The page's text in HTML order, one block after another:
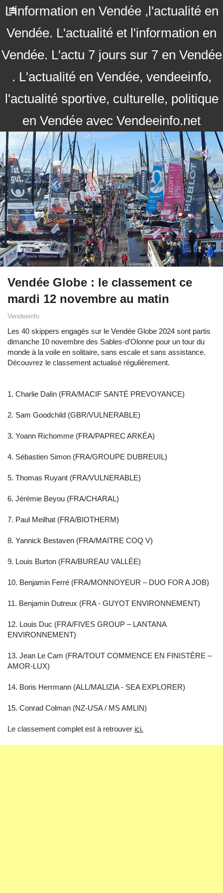
L'information en Vendée ,l'actualité en
Vendée. L'actualité et l'information en
Vendée. L'actu 7 jours sur 7 en Vendée
. L'actualité en Vendée, vendeeinfo,
l'actualité sportive, culturelle, politique
en Vendée avec Vendeeinfo.net
Vendée Globe : le classement ce
mardi 12 novembre au matin
Vendeeinfo
Les 40 skippers engagés sur le Vendée Globe 2024 sont partis
dimanche 10 novembre des Sables-d'Olonne pour un tour du
monde à la voile en solitaire, sans escale et sans assistance.
Découvrez le classement actualisé régulièrement.
1. Charlie Dalin (FRA/MACIF SANTÉ PREVOYANCE)
2. Sam Goodchild (GBR/VULNERABLE)
3. Yoann Richomme (FRA/PAPREC ARKÉA)
4. Sébastien Simon (FRA/GROUPE DUBREUIL)
5. Thomas Ruyant (FRA/VULNERABLE)
6. Jérémie Beyou (FRA/CHARAL)
7. Paul Meilhat (FRA/BIOTHERM)
8. Yannick Bestaven (FRA/MAITRE COQ V)
9. Louis Burton (FRA/BUREAU VALLÉE)
10. Benjamin Ferré (FRA/MONNOYEUR – DUO FOR A JOB)
11. Benjamin Dutreux (FRA - GUYOT ENVIRONNEMENT)
12. Louis Duc (FRA/FIVES GROUP – LANTANA
ENVIRONNEMENT)
13. Jean Le Cam (FRA/TOUT COMMENCE EN FINISTÈRE –
AMOR-LUX)
14. Boris Herrmann (ALL/MALIZIA - SEA EXPLORER)
15. Conrad Colman (NZ-USA / MS AMLIN)
Le classement complet est à retrouver ici.